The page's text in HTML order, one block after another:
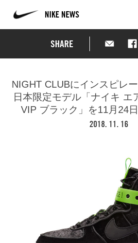
NIKE NEWS
SHARE
NIGHT CLUBにインスピレ
日本限定モデル「ナイキ エ
VIP ブラック」を11月24
2018. 11. 16